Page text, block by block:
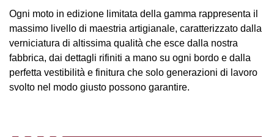
Ogni moto in edizione limitata della gamma rappresenta il
massimo livello di maestria artigianale, caratterizzato dalla
verniciatura di altissima qualità che esce dalla nostra
fabbrica, dai dettagli rifiniti a mano su ogni bordo e dalla
perfetta vestibilità e finitura che solo generazioni di lavoro
svolto nel modo giusto possono garantire.